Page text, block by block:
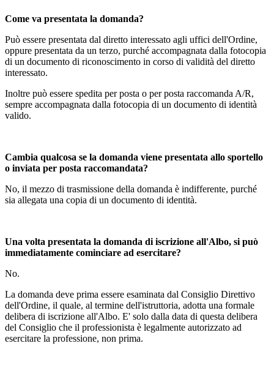
Come va presentata la domanda?
Può essere presentata dal diretto interessato agli uffici dell'Ordine,
oppure presentata da un terzo, purché accompagnata dalla fotocopia
di un documento di riconoscimento in corso di validità del diretto
interessato.
Inoltre può essere spedita per posta o per posta raccomanda A/R,
sempre accompagnata dalla fotocopia di un documento di identità
valido.
Cambia qualcosa se la domanda viene presentata allo sportello
o inviata per posta raccomandata?
No, il mezzo di trasmissione della domanda è indifferente, purché
sia allegata una copia di un documento di identità.
Una volta presentata la domanda di iscrizione all'Albo, si può
immediatamente cominciare ad esercitare?
No.
La domanda deve prima essere esaminata dal Consiglio Direttivo
dell'Ordine, il quale, al termine dell'istruttoria, adotta una formale
delibera di iscrizione all'Albo. E' solo dalla data di questa delibera
del Consiglio che il professionista è legalmente autorizzato ad
esercitare la professione, non prima.